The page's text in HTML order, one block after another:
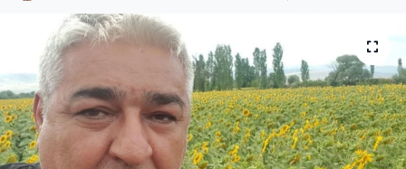
EKONOMİ
GÜNCEL
AKTÜEL
EĞİTİM
Süper Lig Puan Durumu ve Fikstür
Tüm Manşetler
Son Dakika Haberleri
Haber Arşivi